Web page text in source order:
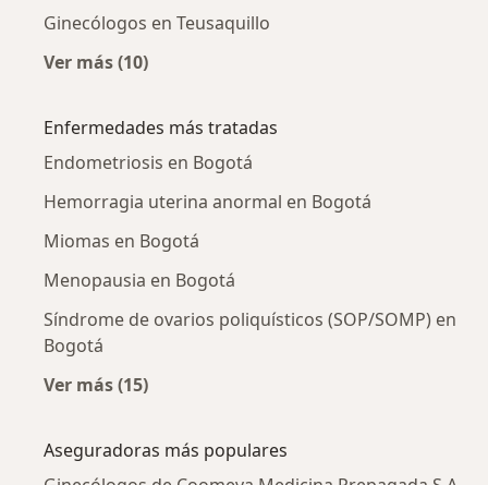
Ginecólogos en Teusaquillo
Ver más (10)
Enfermedades más tratadas
Endometriosis en Bogotá
Hemorragia uterina anormal en Bogotá
Miomas en Bogotá
Menopausia en Bogotá
Síndrome de ovarios poliquísticos (SOP/SOMP) en
Bogotá
Ver más (15)
Aseguradoras más populares